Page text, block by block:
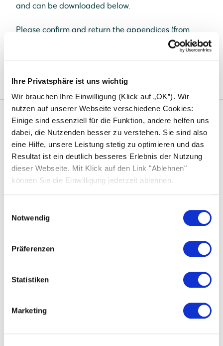
Ihre Privatsphäre ist uns wichtig
Wir brauchen Ihre Einwilligung (Klick auf „OK”). Wir
nutzen auf unserer Webseite verschiedene Cookies:
Einige sind essenziell für die Funktion, andere helfen uns
dabei, die Nutzenden besser zu verstehen. Sie sind also
eine Hilfe, unsere Leistung stetig zu optimieren und das
Resultat ist ein deutlich besseres Erlebnis der Nutzung
dieser Webseite. Mit Klick auf den Link "Ablehnen"
können Sie die Einwilligung jederzeit ablehnen.
Notwendig
Präferenzen
Statistiken
Marketing
and can be downloaded below.
Please confirm and return the appendices (from
fremdfirmenkoordinator@solarwatt.com
Solarwatt
News
About us
Contact us